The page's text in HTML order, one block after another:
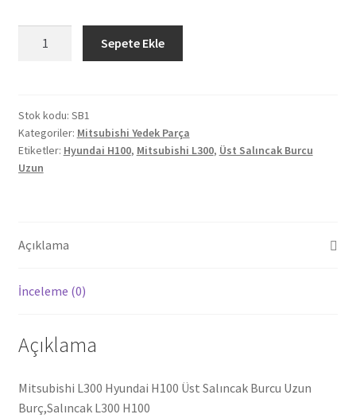
Üst
Salıncak
Burcu
Uzun
Sepete Ekle
Stok kodu: SB1
Kategoriler: Mitsubishi Yedek Parça
Etiketler: Hyundai H100, Mitsubishi L300, Üst Salıncak Burcu
Uzun
Açıklama
İnceleme (0)
Açıklama
Mitsubishi L300 Hyundai H100 Üst Salıncak Burcu Uzun
Burç,Salıncak L300 H100